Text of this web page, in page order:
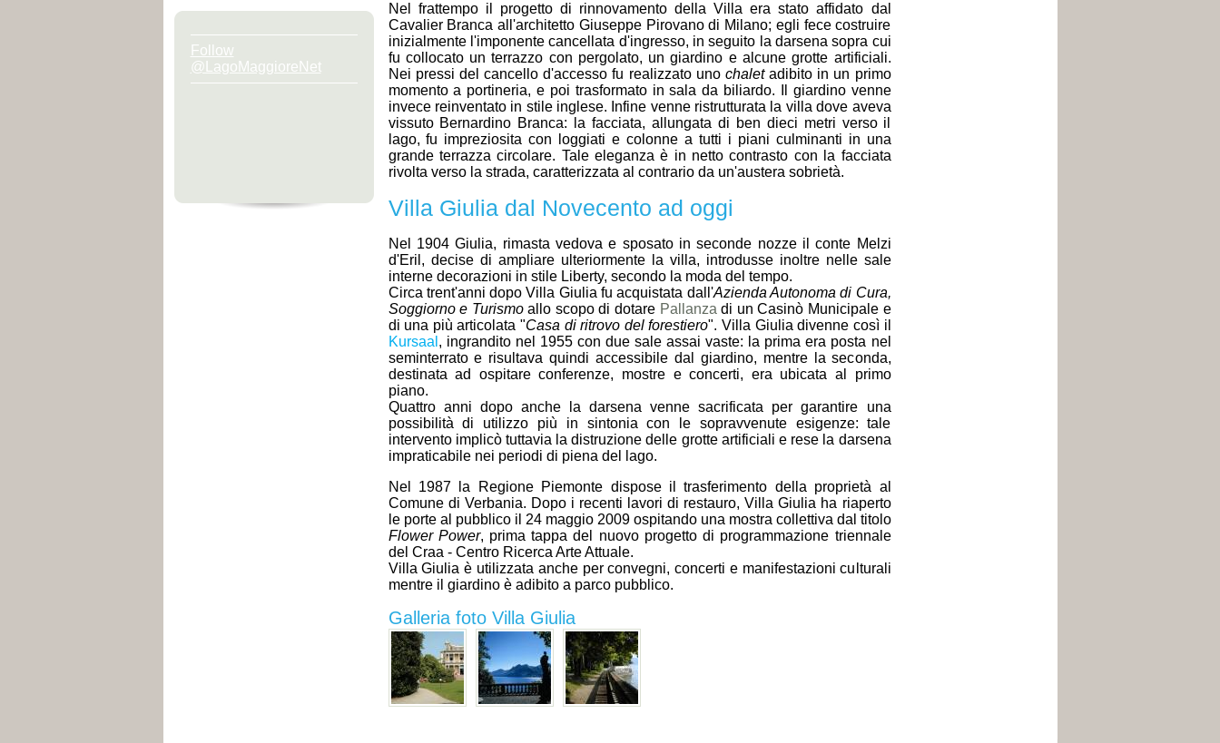
Follow
@LagoMaggioreNet
Nel frattempo il progetto di rinnovamento della Villa era stato affidato dal
Cavalier Branca all'architetto Giuseppe Pirovano di Milano; egli fece costruire
inizialmente l'imponente cancellata d'ingresso, in seguito la darsena sopra cui
fu collocato un terrazzo con pergolato, un giardino e alcune grotte artificiali.
Nei pressi del cancello d'accesso fu realizzato uno chaletadibito in un primo
momento a portineria, e poi trasformato in sala da biliardo. Il giardino venne
invece reinventato in stile inglese. Infine venne ristrutturata la villa dove aveva
vissuto Bernardino Branca: la facciata, allungata di ben dieci metri verso il
lago, fu impreziosita con loggiati e colonne a tutti i piani culminanti in una
grande terrazza circolare. Tale eleganza è in netto contrasto con la facciata
rivolta verso la strada, caratterizzata al contrario da un'austera sobrietà.
Villa Giulia dal Novecento ad oggi
Nel 1904 Giulia, rimasta vedova e sposato in seconde nozze il conte Melzi
d'Eril, decise di ampliare ulteriormente la villa, introdusse inoltre nelle sale
interne decorazioni in stile Liberty, secondo la moda del tempo.
Circa trent'anni dopo Villa Giulia fu acquistata dall'Azienda Autonoma di Cura,
Soggiorno e Turismoallo scopo di dotare Pallanza di un Casinò Municipale e
di una più articolata "Casa di ritrovo del forestiero". Villa Giulia divenne così il
Kursaal , ingrandito nel 1955 con due sale assai vaste: la prima era posta nel
seminterrato e risultava quindi accessibile dal giardino, mentre la seconda,
destinata ad ospitare conferenze, mostre e concerti, era ubicata al primo
piano.
Quattro anni dopo anche la darsena venne sacrificata per garantire una
possibilità di utilizzo più in sintonia con le sopravvenute esigenze: tale
intervento implicò tuttavia la distruzione delle grotte artificiali e rese la darsena
impraticabile nei periodi di piena del lago.
Nel 1987 la Regione Piemonte dispose il trasferimento della proprietà al
Comune di Verbania. Dopo i recenti lavori di restauro, Villa Giulia ha riaperto
le porte al pubblico il 24 maggio 2009 ospitando una mostra collettiva dal titolo
Flower Power, prima tappa del nuovo progetto di programmazione triennale
del Craa - Centro Ricerca Arte Attuale.
Villa Giulia è utilizzata anche per convegni, concerti e manifestazioni culturali
mentre il giardino è adibito a parco pubblico.
Galleria foto Villa Giulia